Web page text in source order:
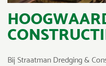
Bij Straatman Dredging &